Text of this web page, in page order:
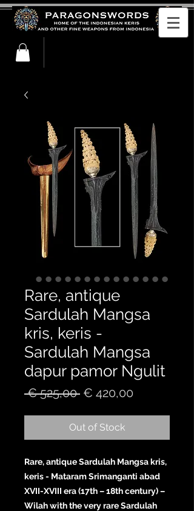
Rare, antique
Sardulah Mangsa
kris, keris -
Sardulah Mangsa
dapur pamor Ngulit
€ 525,00 Regular
€ 420,00
Out of Stock
Rare, antique Sardulah Mangsa kris,
keris - Mataram Srimanganti abad
XVII-XVIII era (17th – 18th century) –
Wilah with the very rare Sardulah